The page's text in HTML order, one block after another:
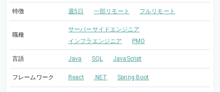
特徴 週5日 一部リモート フルリモート
職種
サーバーサイドエンジニア
インフラエンジニア
PMO
言語 Java SQL JavaScript
フレームワーク React .NET Spring Boot